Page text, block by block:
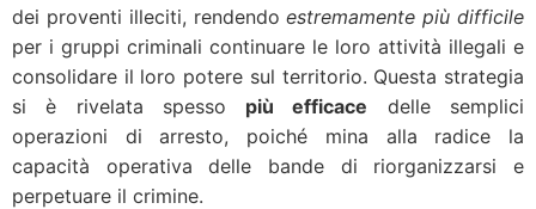
dei proventi illeciti, rendendoestremamente più difficile
per i gruppi criminali continuare le loro attività illegali e
consolidare il loro potere sul territorio. Questa strategia
si è rivelata spesso più efficace delle semplici
operazioni di arresto, poiché mina alla radice la
capacità operativa delle bande di riorganizzarsi e
perpetuare il crimine.